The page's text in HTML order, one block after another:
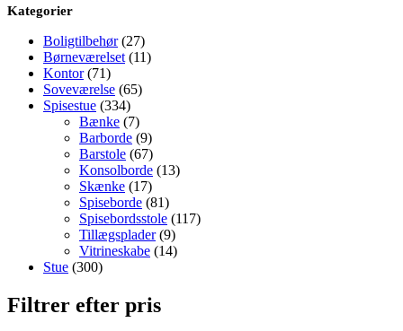
Kategorier
Boligtilbehør (27)
Børneværelset (11)
Kontor (71)
Soveværelse (65)
Spisestue (334)
Bænke (7)
Barborde (9)
Barstole (67)
Konsolborde (13)
Skænke (17)
Spiseborde (81)
Spisebordsstole (117)
Tillægsplader (9)
Vitrineskabe (14)
Stue (300)
Filtrer efter pris